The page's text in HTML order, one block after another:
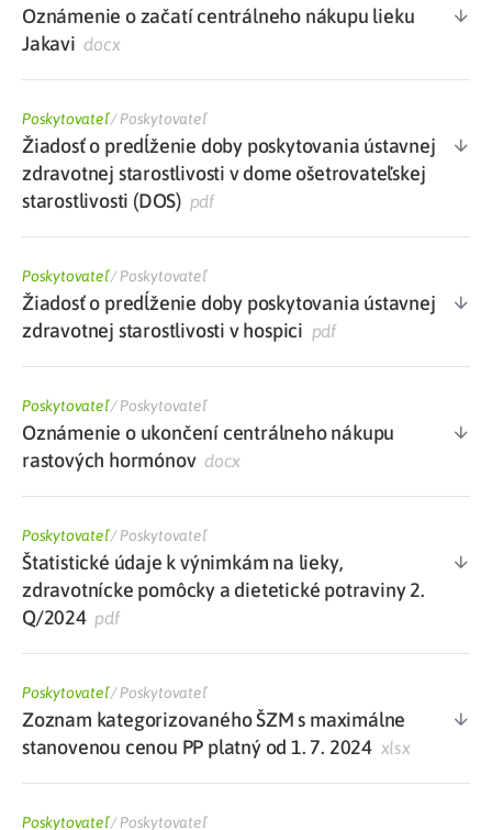
Oznámenie o začatí centrálneho nákupu lieku
Jakavi docx
Poskytovateľ/Poskytovateľ
Žiadosť o predĺženie doby poskytovania ústavnej
zdravotnej starostlivosti v dome ošetrovateľskej
starostlivosti (DOS) pdf
Poskytovateľ/Poskytovateľ
Žiadosť o predĺženie doby poskytovania ústavnej
zdravotnej starostlivosti v hospici pdf
Poskytovateľ/Poskytovateľ
Oznámenie o ukončení centrálneho nákupu
rastových hormónovdocx
Poskytovateľ/Poskytovateľ
Štatistické údaje k výnimkám na lieky,
zdravotnícke pomôcky a dietetické potraviny 2.
Q/2024pdf
Poskytovateľ/Poskytovateľ
Zoznam kategorizovaného ŠZM s maximálne
stanovenou cenou PP platný od 1. 7. 2024 xlsx
Poskytovateľ/Poskytovateľ